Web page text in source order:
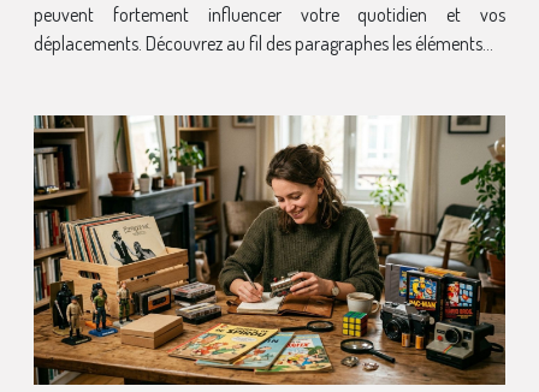
peuvent fortement influencer votre quotidien et vos
déplacements. Découvrez au fil des paragraphes les éléments...